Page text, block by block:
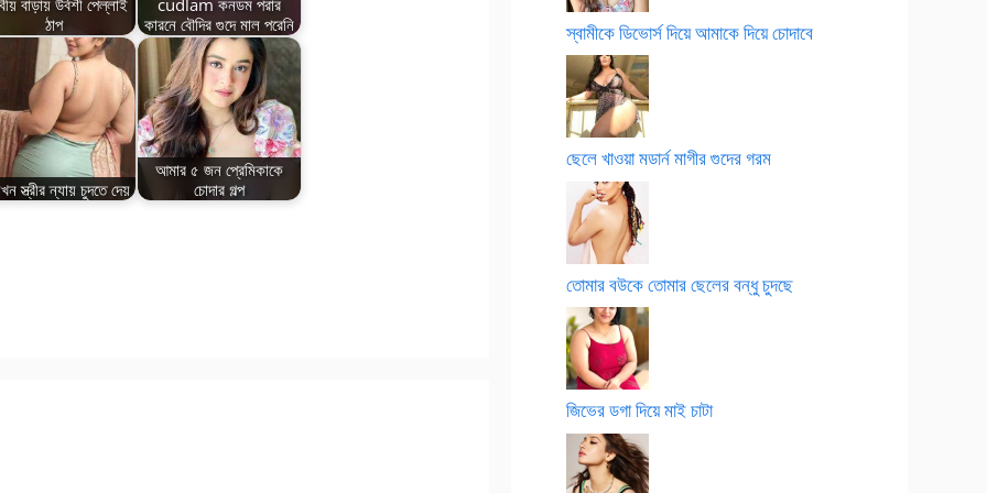
ঠাপ
কারনে বৌদির গুদে মাল পরেনি
স্ত্রীর ন্যায় চুদতে দেয়
আমার ৫ জন প্রেমিকাকে
চোদার গল্প
স্বামীকে ডিভোর্স দিয়ে আমাকে দিয়ে চোদাবে
ছেলে খাওয়া মডার্ন মাগীর গুদের গরম
তোমার বউকে তোমার ছেলের বন্ধু চুদছে
জিভের ডগা দিয়ে মাই চাটা